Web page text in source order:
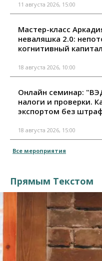
11 августа 2026, 15:00
Мастер-класс
неваляшка 2.0:
когнитивный
18 августа 2026, 10:00
Онлайн семинар:
налоги и проверки.
экспортом без
18 августа 2026, 15:00
Все мероприятия
Прямым Текстом